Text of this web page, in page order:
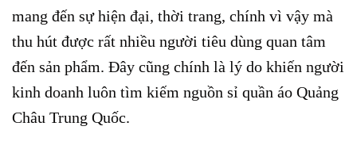
mang đến sự hiện đại, thời trang, chính vì vậy mà
thu hút được rất nhiều người tiêu dùng quan tâm
đến sản phẩm. Đây cũng chính là lý do khiến người
kinh doanh luôn tìm kiếm nguồn sỉ quần áo Quảng
Châu Trung Quốc.